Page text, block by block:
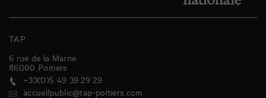
TAP
6 rue de la Marne
86000 Poitiers
+33(0)5 49 39 29 29
accueilpublic@tap-poitiers.com